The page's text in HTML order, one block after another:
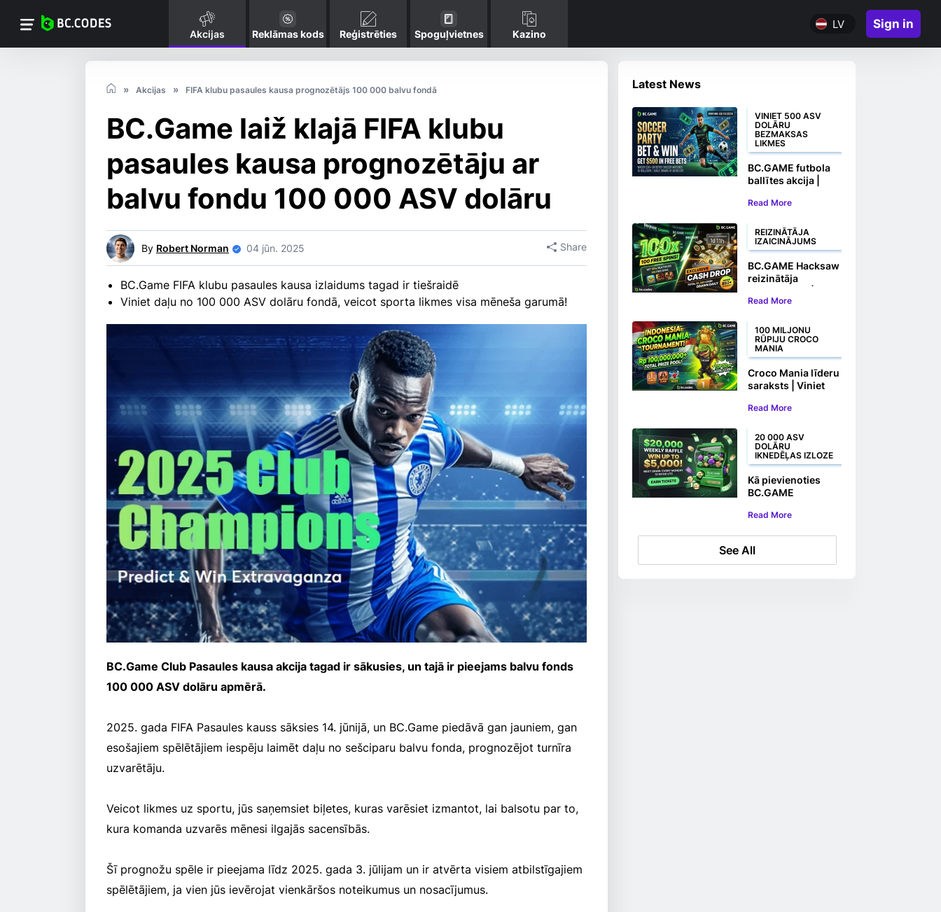
Akcijas Reklāmas kods Reģistrēties Spoguļvietnes Kazino
LV Sign in
Akcijas FIFA klubu pasaules kausa prognozētājs 100 000 balvu fondā
BC.Game laiž klajā FIFA klubu
pasaules kausa prognozētāju ar
balvu fondu 100 000 ASV dolāru
By Robert Norman 04 jūn. 2025 Share
BC.Game FIFA klubu pasaules kausa izlaidums tagad ir tiešraidē
Viniet daļu no 100 000 ASV dolāru fondā, veicot sporta likmes visa mēneša garumā!
BC.Game Club Pasaules kausa akcija tagad ir sākusies, un tajā ir pieejams balvu fonds
100 000 ASV dolāru apmērā.
2025. gada FIFA Pasaules kauss sāksies 14. jūnijā, un BC.Game piedāvā gan jauniem, gan
esošajiem spēlētājiem iespēju laimēt daļu no sešciparu balvu fonda, prognozējot turnīra
uzvarētāju.
Veicot likmes uz sportu, jūs saņemsiet biļetes, kuras varēsiet izmantot, lai balsotu par to,
kura komanda uzvarēs mēnesi ilgajās sacensībās.
Šī prognožu spēle ir pieejama līdz 2025. gada 3. jūlijam un ir atvērta visiem atbilstīgajiem
spēlētājiem, ja vien jūs ievērojat vienkāršos noteikumus un nosacījumus.
Latest News
VINIET 500 ASV
DOLĀRU
BEZMAKSAS
LIKMES
BC.GAME futbola
ballītes akcija |
laimējiet līdz pat
bezmaksas likmēs
Read More
REIZINĀTĀJA
IZAICINĀJUMS
BC.GAME Hacksaw
reizinātāja
Viniet 100
griezienus un
naudas balvas
Read More
100 MILJONU
RŪPIJU CROCO
MANIA
Croco Mania līderu
saraksts | Viniet
100 000 000+
Read More
20 000 ASV
DOLĀRU
IKNEDĒĻAS IZLOZE
Kā pievienoties
BC.GAME
iknedēļas izlozei
Read More
See All